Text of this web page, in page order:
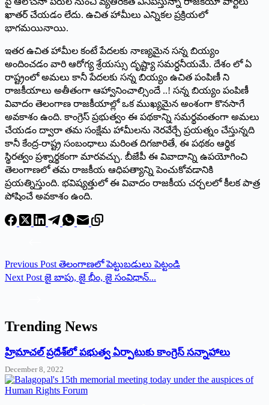
ఖాతర్ చేయడం లేదు. ఉచిత హామీలు ఎన్నికల ప్రక్రియలో
భాగమయినాయి.
ఇతర ఉచిత హామీల కంటే పేదలకు నాణ్యమైన సన్న బియ్యం
అందించడం వారి ఆరోగ్య శ్రేయస్సు దృష్ట్యా సమర్ధనీయమే. దేశం లో ఏ
రాష్ట్రంలో అమలు కానీ పేదలకు సన్న బియ్యం ఉచిత పంపిణీ ని
రాజకీయాలు అతీతంగా ఆహ్వానించాల్సిందే ..! సన్న బియ్యం పంపిణీ
వివాదం తెలంగాణ రాజకీయాల్లో ఒక ముఖ్యమైన అంశంగా కొనసాగే
అవకాశం ఉంది. కాంగ్రెస్ ప్రభుత్వం ఈ పథకాన్ని సమర్థవంతంగా అమలు
చేయడం ద్వారా తమ సంక్షేమ హామీలను నెరవేర్చే ప్రయత్నం చేస్తున్నది
కానీ కేంద్ర-రాష్ట్ర సంబంధాలు మరింత దిగజారితే, ఈ పథకం ఆర్థిక
స్థిరత్వం ప్రశ్నార్థకంగా మారవచ్చు. బీజేపీ ఈ వివాదాన్ని ఉపయోగించి
తెలంగాణలో తమ రాజకీయ ఆధిపత్యాన్ని పెంచుకోవడానికి
ప్రయత్నిస్తుంది. భవిష్యత్తులో ఈ వివాదం రాజకీయ చర్చలలో కీలక పాత్ర
పోషించే అవకాశం ఉంది.
Previous Post తెలంగాణలో పెట్టుబడులు పెట్టండి
Next Post జై బాపు, జై భీం, జై సంవిధాన్...
Trending News
‌హ్రిమాచల్‌ ‌ప్రదేశ్‌లో పభుత్వ ఏర్పాటుకు కాంగ్రెస్‌ ‌సన్నాహాలు
December 8, 2022